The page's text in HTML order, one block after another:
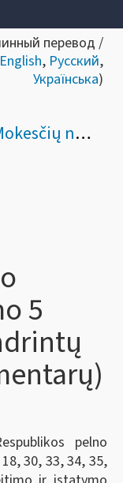
перевод /
English, Русский,
Українська)
naujienos
5
pelno
30, 33, 34, 35,